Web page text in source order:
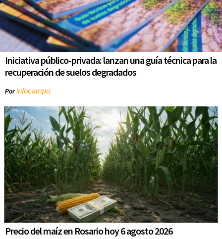
Iniciativa público-privada: lanzan una guía técnica para la
recuperación de suelos degradados
Porinfocampo
Precio del maíz en Rosario hoy 6 agosto 2026